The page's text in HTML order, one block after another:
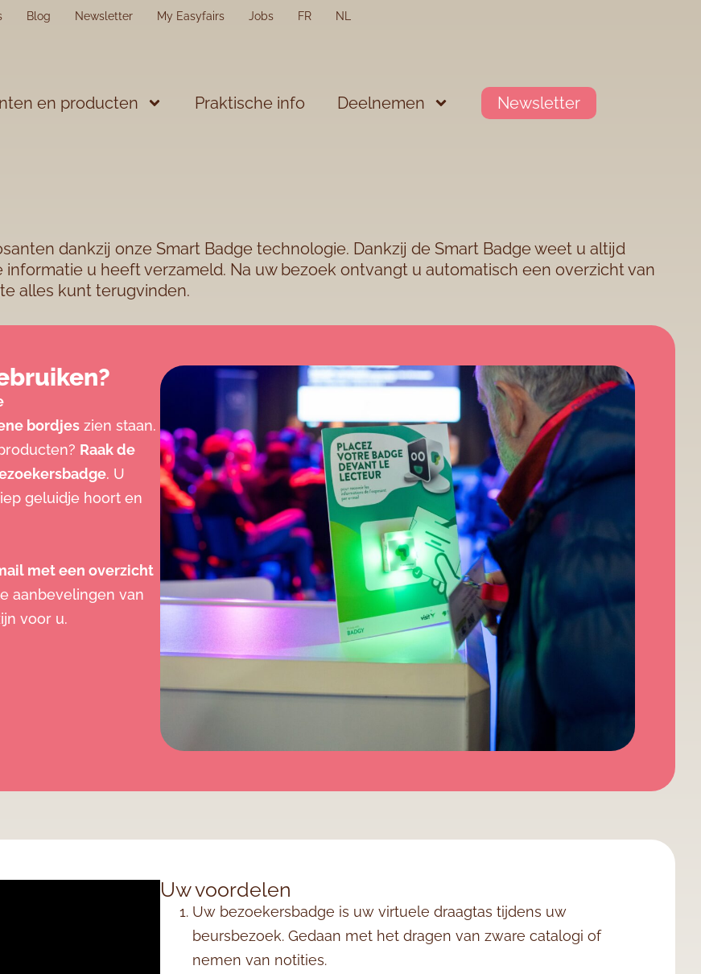
Blog Newsletter My Easyfairs Jobs FR NL
en producten Praktische info Deelnemen Newsletter
dankzij onze Smart Badge technologie. Dankzij de Smart Badge weet u altijd
u heeft verzameld. Na uw bezoek ontvangt u automatisch een overzicht van
alles kunt terugvinden.
bordjes zien staan.
Raak de
. U
geluidje hoort en
met een overzicht
aanbevelingen van
voor u.
Uw voordelen
Uw bezoekersbadge is uw virtuele draagtas tijdens uw
beursbezoek. Gedaan met het dragen van zware catalogi of
nemen van notities.